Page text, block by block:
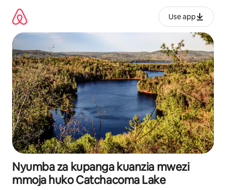
kwenda
kwenye
maudhui
Use app
Nyumba za kupanga kuanzia mwezi
mmoja huko Catchacoma Lake